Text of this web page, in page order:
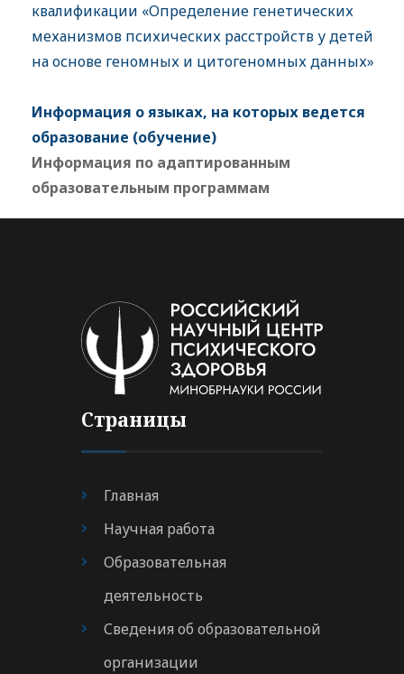
квалификации «Определение генетических
механизмов психических расстройств у детей
на основе геномных и цитогеномных данных»
Информация о языках, на которых ведется
образование (обучение)
Информация по адаптированным
образовательным программам
Страницы
Главная
Научная работа
Образовательная
деятельность
Сведения об образовательной
организации